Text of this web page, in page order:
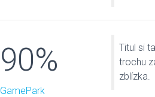
90%
GamePark
Titul si
trochu
zblízka.